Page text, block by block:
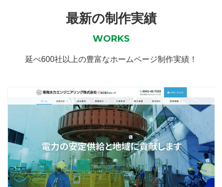
最新の制作実績
WORKS
延べ600社以上の豊富なホームページ制作実績！